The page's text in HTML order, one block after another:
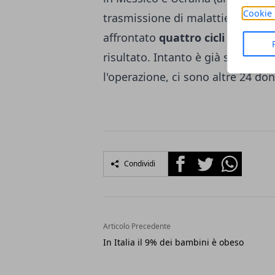
Cookie
trasmissione di malattie
affrontato quattro cicli di
risultato. Intanto è già stato
l'operazione, ci sono altre 24
Condividi FacebookTwitterWhatsapp
Articolo Precedente
In Italia il 9% dei bambini è obeso